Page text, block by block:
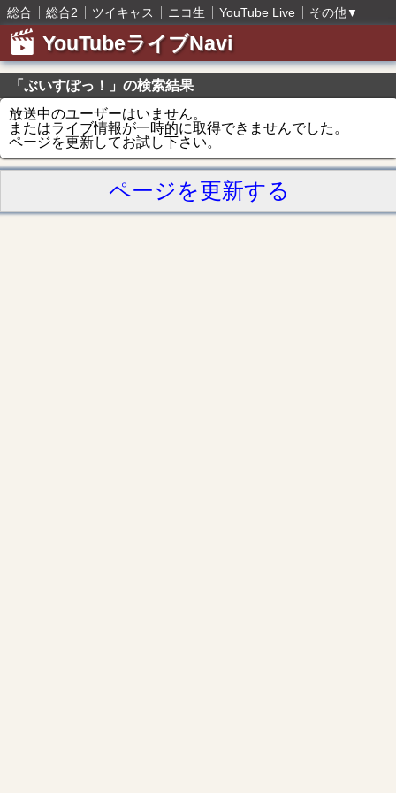
総合 総合2 ツイキャス ニコ生 YouTube Live その他▼
YouTubeライブNavi
「ぶいすぽっ！」の検索結果
放送中のユーザーはいません。
またはライブ情報が一時的に取得できませんでした。
ページを更新してお試し下さい。
ページを更新する